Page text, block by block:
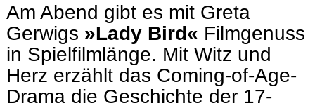
Am Abend gibt es mit Greta
Gerwigs »Lady Bird« Filmgenuss
in Spielfilmlänge. Mit Witz und
Herz erzählt das Coming-of-Age-
Drama die Geschichte der 17-